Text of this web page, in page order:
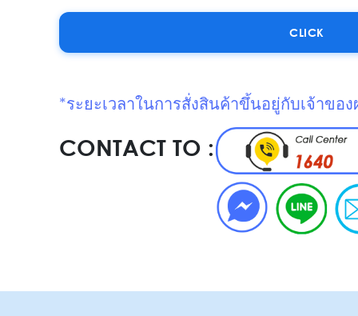
CLICK
*ระยะเวลาในการสั่งสินค้าขึ้นอยู่กับเจ้าข
CONTACT TO :